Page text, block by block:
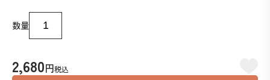
数量
2,680円税込